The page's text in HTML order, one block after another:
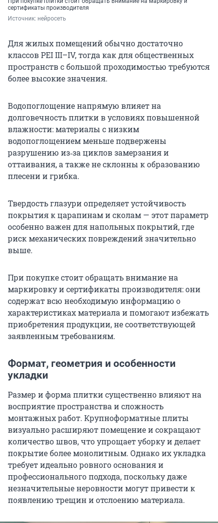
сертификаты производителя
Источник: нейросеть
Для жилых помещений обычно достаточно
классов PEI III–IV, тогда как для общественных
пространств с большой проходимостью требуются
более высокие значения.
Водопоглощение напрямую влияет на
долговечность плитки в условиях повышенной
влажности: материалы с низким
водопоглощением меньше подвержены
разрушению из‑за циклов замерзания и
оттаивания, а также не склонны к образованию
плесени и грибка.
Твердость глазури определяет устойчивость
покрытия к царапинам и сколам — этот параметр
особенно важен для напольных покрытий, где
риск механических повреждений значительно
выше.
При покупке стоит обращать внимание на
маркировку и сертификаты производителя: они
содержат всю необходимую информацию о
характеристиках материала и помогают избежать
приобретения продукции, не соответствующей
заявленным требованиям.
Формат, геометрия и особенности
укладки
Размер и форма плитки существенно влияют на
восприятие пространства и сложность
монтажных работ. Крупноформатные плиты
визуально расширяют помещение и сокращают
количество швов, что упрощает уборку и делает
покрытие более монолитным. Однако их укладка
требует идеально ровного основания и
профессионального подхода, поскольку даже
незначительные неровности могут привести к
появлению трещин и отслоению материала.